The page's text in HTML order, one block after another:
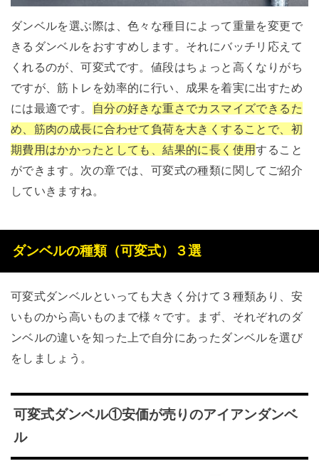
ダンベルを選ぶ際は、色々な種目によって重量を変更で
きるダンベルをおすすめします。それにバッチリ応えて
くれるのが、可変式です。値段はちょっと高くなりがち
ですが、筋トレを効率的に行い、成果を着実に出すため
には最適です。
自分の好きな重さでカスマイズできるた
め、筋肉の成長に合わせて負荷を大きくすることで、初
期費用はかかったとしても、結果的に長く使用すること
ができます。次の章では、可変式の種類に関してご紹介
していきますね。
ダンベルの種類（可変式）３選
可変式ダンベルといっても大きく分けて３種類あり、安
いものから高いものまで様々です。まず、それぞれのダ
ンベルの違いを知った上で自分にあったダンベルを選び
をしましょう。
可変式ダンベル①安価が売りのアイアンダンベ
ル